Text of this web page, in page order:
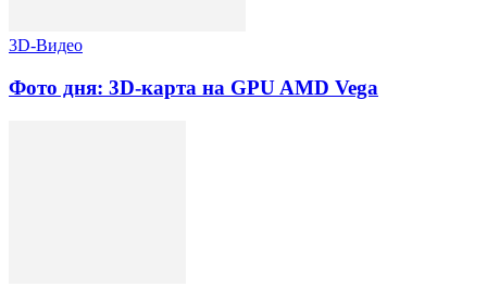
3D-Видео
Фото дня: 3D-карта на GPU AMD Vega